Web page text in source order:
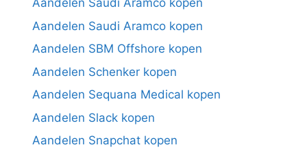
Aandelen Saudi Aramco kopen
Aandelen Saudi Aramco kopen
Aandelen SBM Offshore kopen
Aandelen Schenker kopen
Aandelen Sequana Medical kopen
Aandelen Slack kopen
Aandelen Snapchat kopen